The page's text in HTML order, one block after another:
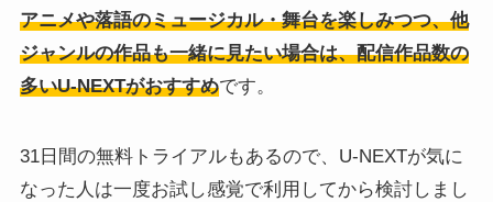
アニメや落語のミュージカル・舞台を楽しみつつ、他
ジャンルの作品も一緒に見たい場合は、配信作品数の
多いU-NEXTがおすすめです。
31日間の無料トライアルもあるので、U-NEXTが気に
なった人は一度お試し感覚で利用してから検討しまし